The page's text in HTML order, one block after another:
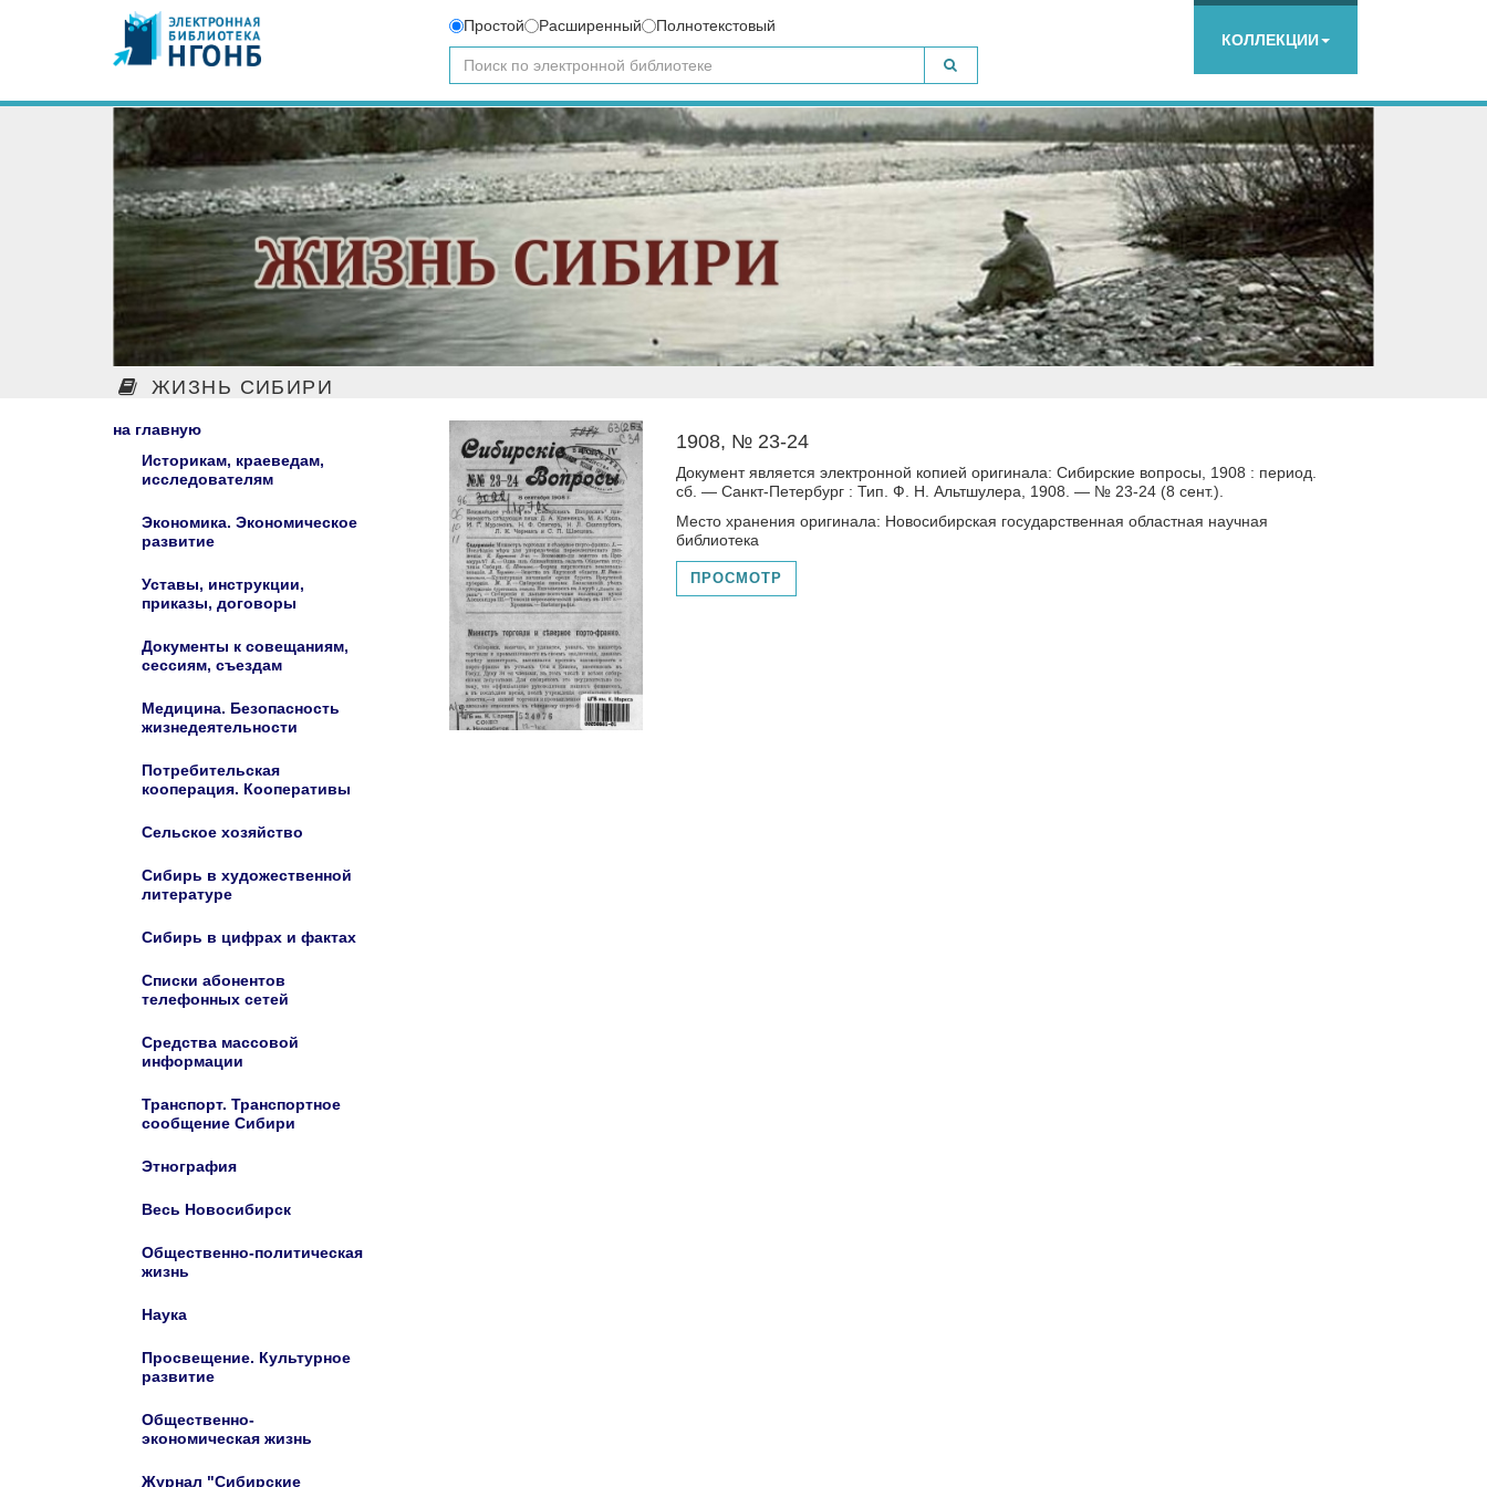
Простой Расширенный
Полнотекстовый
КОЛЛЕКЦИИ
ЖИЗНЬ СИБИРИ
на главную
Историкам, краеведам,
исследователям
Экономика. Экономическое
развитие
Уставы, инструкции,
приказы, договоры
Документы к совещаниям,
сессиям, съездам
Медицина. Безопасность
жизнедеятельности
Потребительская
кооперация. Кооперативы
Сельское хозяйство
Сибирь в художественной
литературе
Сибирь в цифрах и фактах
Списки абонентов
телефонных сетей
Средства массовой
информации
Транспорт. Транспортное
сообщение Сибири
Этнография
Весь Новосибирск
Общественно-политическая
жизнь
Наука
Просвещение. Культурное
развитие
Общественно-
экономическая жизнь
Журнал "Сибирские
1908, № 23-24
Документ является электронной копией оригинала: Сибирские вопросы, 1908 : период.
сб. — Санкт-Петербург : Тип. Ф. Н. Альтшулера, 1908. — № 23-24 (8 сент.).
Место хранения оригинала: Новосибирская государственная областная научная
библиотека
ПРОСМОТР